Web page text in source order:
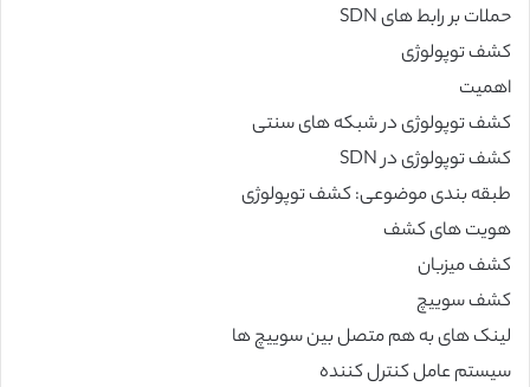
حملات بر رابط های SDN
کشف توپولوژی
اهمیت
کشف توپولوژی در شبکه های سنتی
کشف توپولوژی در SDN
طبقه بندی موضوعی: کشف توپولوژی
هویت های کشف
کشف میزبان
کشف سوییچ
لینک های به هم متصل بین سوییچ ها
سیستم عامل کنترل کننده